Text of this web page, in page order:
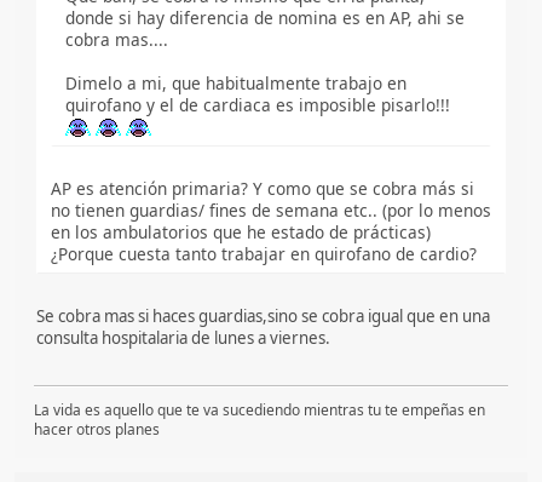
donde si hay diferencia de nomina es en AP, ahi se
cobra mas....
Dimelo a mi, que habitualmente trabajo en
quirofano y el de cardiaca es imposible pisarlo!!!
AP es atención primaria? Y como que se cobra más si
no tienen guardias/ fines de semana etc.. (por lo menos
en los ambulatorios que he estado de prácticas)
¿Porque cuesta tanto trabajar en quirofano de cardio?
Se cobra mas si haces guardias,sino se cobra igual que en una
consulta hospitalaria de lunes a viernes.
La vida es aquello que te va sucediendo mientras tu te empeñas en
hacer otros planes